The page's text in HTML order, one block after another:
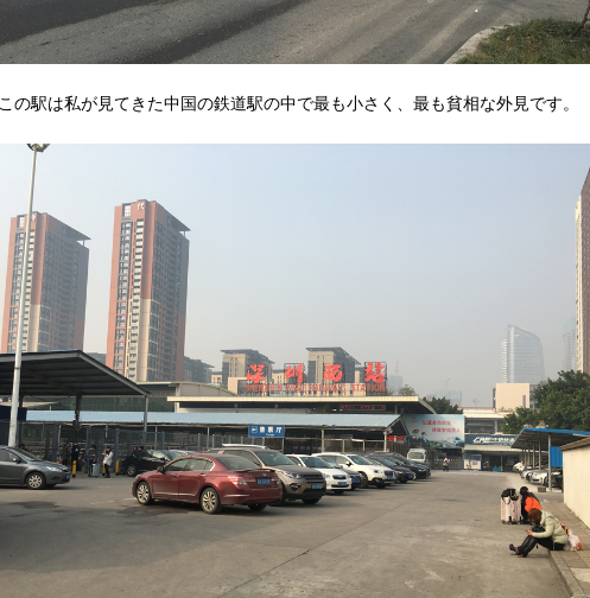
の駅は私が見てきた中国の鉄道駅の中で最も小さく、最も貧相な外見です。